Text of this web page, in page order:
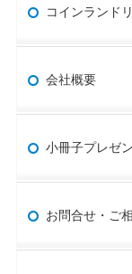
コインランド
会社概要
小冊子プレゼ
お問合せ・ご